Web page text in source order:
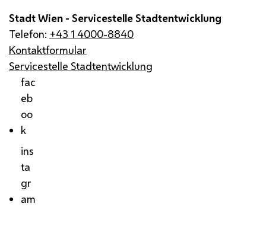
Stadt Wien - Servicestelle Stadtentwicklung
Telefon: +43 1 4000-8840
Kontaktformular
Servicestelle Stadtentwicklung
fac
eb
oo
k
ins
ta
gr
am